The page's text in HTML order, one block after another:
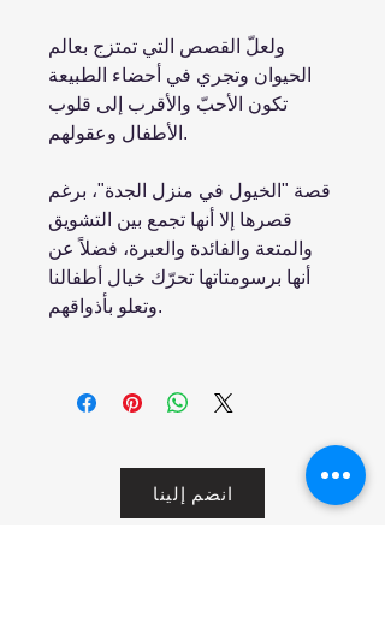
ولعلّ القصص التي تمتزج بعالم
الحيوان وتجري في أحضاء الطبيعة
تكون الأحبّ والأقرب إلى قلوب
الأطفال وعقولهم.
قصة "الخيول في منزل الجدة"، برغم
قصرها إلا أنها تجمع بين التشويق
والمتعة والفائدة والعبرة، فضلاً عن
أنها برسومتاتها تحرّك خيال أطفالنا
وتعلو بأذواقهم.
انضم إلينا